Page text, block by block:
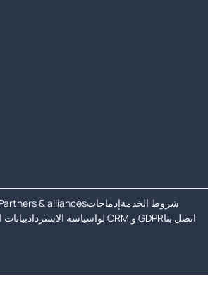
& alliancesإدماجاتشروط الخدمة
بياناتسياسة الاسترداد لوا CRM و GDPRاتصل بنا